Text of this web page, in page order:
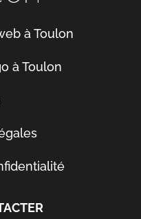
à Toulon
à Toulon